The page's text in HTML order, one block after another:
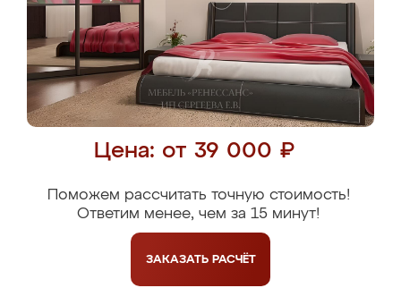
Цена: от 39 000 ₽
Поможем рассчитать точную стоимость!
Ответим менее, чем за 15 минут!
ЗАКАЗАТЬ РАСЧЁТ